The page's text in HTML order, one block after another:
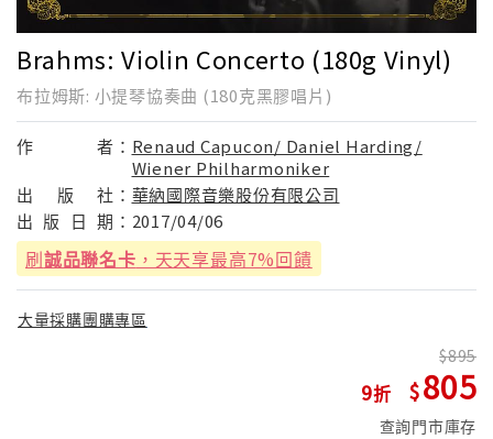
Brahms: Violin Concerto (180g Vinyl)
布拉姆斯: 小提琴協奏曲 (180克黑膠唱片)
作 者： Renaud Capucon/ Daniel Harding/
Wiener Philharmoniker
出
版 社： 華納國際音樂股份有限公司
出 版 日 期： 2017/04/06
刷誠品聯名卡 ，天天享最高7%回饋
大量採購團購專區
9
895
805
查詢門市庫存